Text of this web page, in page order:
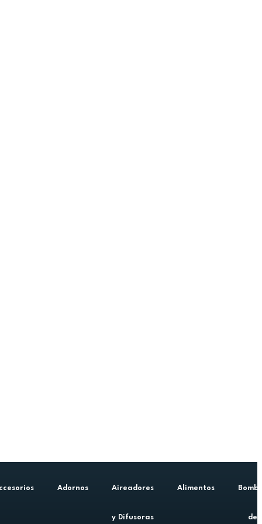
Adornos Aireadores
y Difusoras
Alimentos
de